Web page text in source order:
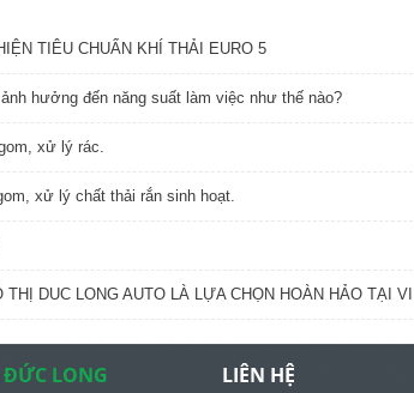
TIÊU CHUẨN KHÍ THẢI EURO 5
hưởng đến năng suất làm việc như thế nào?
xử lý rác.
xử lý chất thải rắn sinh hoạt.
DUC LONG AUTO LÀ LỰA CHỌN HOÀN HẢO TẠI
ĐỨC LONG LIÊN HỆ